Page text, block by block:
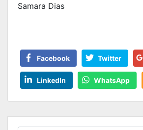
Samara Dias
Facebook Twitter
LinkedIn WhatsApp